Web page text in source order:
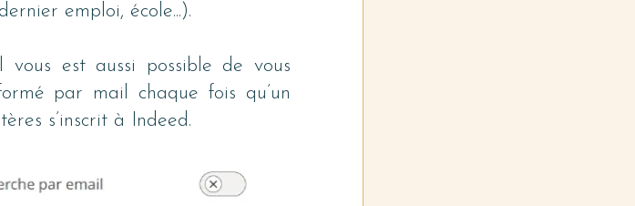
emploi, école...).
est aussi possible de vous
par mail chaque fois qu’un
s’inscrit à Indeed.